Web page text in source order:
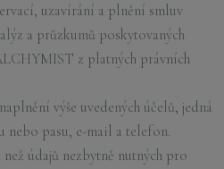
uzavírání a plnění smluv
a průzkumů poskytovaných
z platných právních
výše uvedených účelů, jedná
nebo pasu, e-mail a telefon.
údajů nezbytně nutných pro